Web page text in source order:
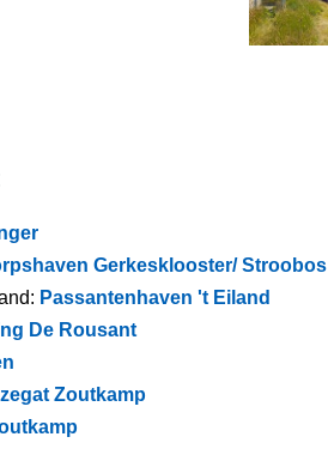
Gerkesklooster/ Stroobos
Passantenhaven 't Eiland
De Rousant
Zoutkamp